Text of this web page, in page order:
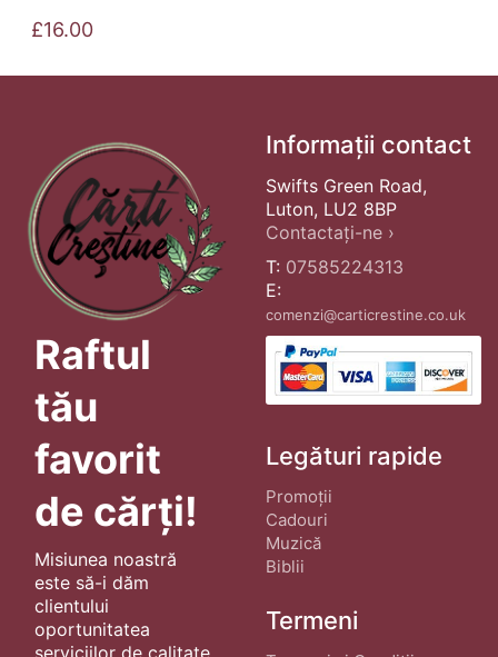
£16.00
Raftul
tău
favorit
de cărți!
Misiunea noastră
este să-i dăm
clientului
oportunitatea
Informații contact
Swifts Green Road,
Luton, LU2 8BP
Contactați-ne ›
T: 07585224313
E:
comenzi@carticrestine.co.uk
Legături rapide
Promoții
Cadouri
Muzică
Biblii
Termeni